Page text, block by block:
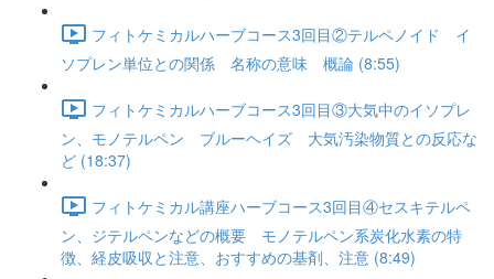
フィトケミカルハーブコース3回目②テルペノイド イ
ソプレン単位との関係 名称の意味 概論 (8:55)
フィトケミカルハーブコース3回目③大気中のイソプレ
ン、モノテルペン ブルーヘイズ 大気汚染物質との反応な
ど (18:37)
フィトケミカル講座ハーブコース3回目④セスキテルペ
ン、ジテルペンなどの概要 モノテルペン系炭化水素の特
徴、経皮吸収と注意、おすすめの基剤、注意 (8:49)